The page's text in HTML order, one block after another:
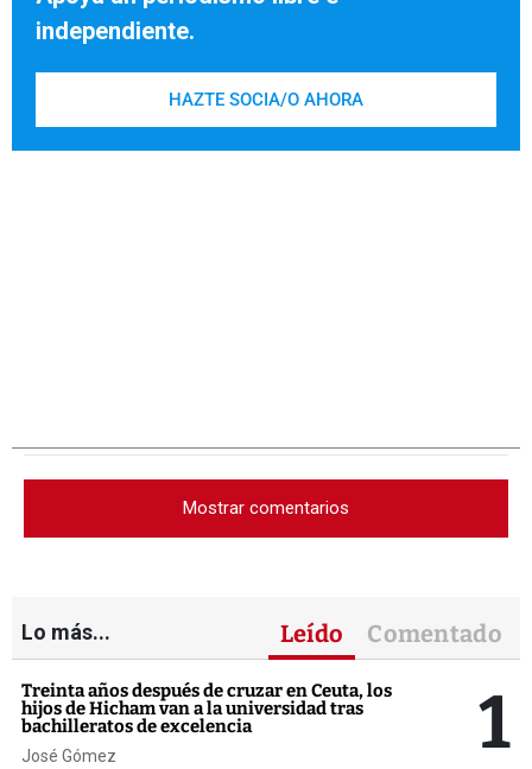
independiente.
HAZTE SOCIA/O AHORA
Mostrar comentarios
Lo más... Leído Comentado
Treinta años después de cruzar en Ceuta, los
hijos de Hicham van a la universidad tras
bachilleratos de excelencia
José Gómez 1